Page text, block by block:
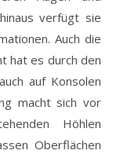
verfügt sie
Auch die
hat es durch den
auf Konsolen
macht sich vor
Höhlen
Oberflächen